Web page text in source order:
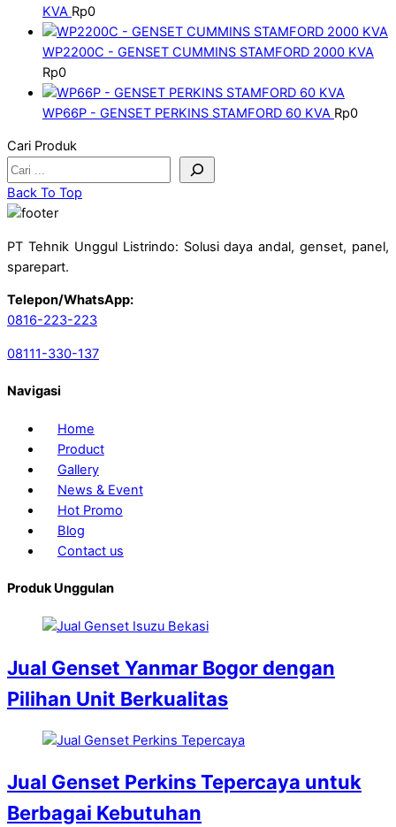
KVA Rp0
WP2200C - GENSET CUMMINS STAMFORD 2000 KVA
Rp0
WP66P - GENSET PERKINS STAMFORD 60 KVA Rp0
Cari Produk
Back To Top
PT Tehnik Unggul Listrindo: Solusi daya andal, genset, panel,
sparepart.
Telepon/WhatsApp:
0816-223-223
08111-330-137
Navigasi
Home
Product
Gallery
News & Event
Hot Promo
Blog
Contact us
Produk Unggulan
Jual Genset Yanmar Bogor dengan
Pilihan Unit Berkualitas
Jual Genset Perkins Tepercaya untuk
Berbagai Kebutuhan